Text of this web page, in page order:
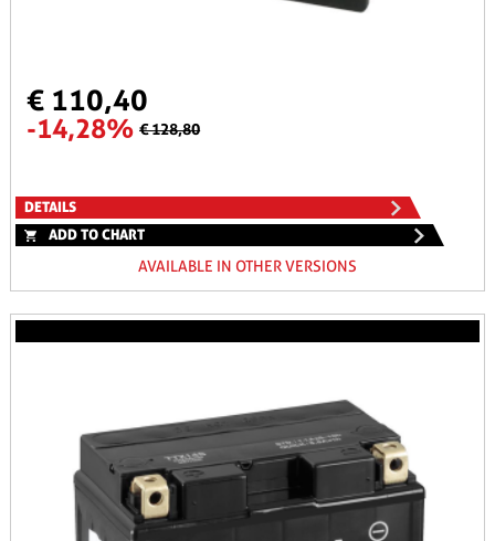
€ 110,40
-14,28% € 128,80
DETAILS
ADD TO CHART
AVAILABLE IN OTHER VERSIONS